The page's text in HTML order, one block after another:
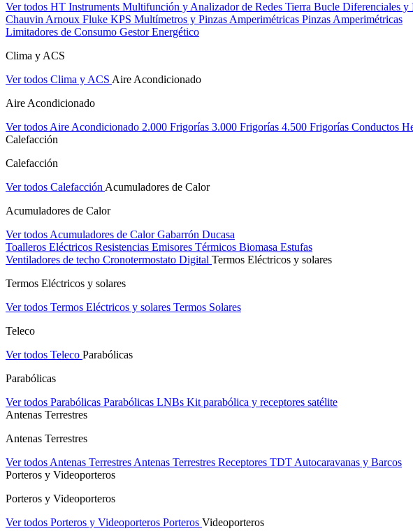
Ver todos HT Instruments Multifunción y Analizador de Redes Tierra Bucle Diferenciales y
Chauvin Arnoux Fluke KPS Multímetros y Pinzas Amperimétricas Pinzas Amperimétricas
Limitadores de Consumo Gestor Energético
Clima y ACS
Ver todos Clima y ACS Aire Acondicionado
Aire Acondicionado
Ver todos Aire Acondicionado 2.000 Frigorías 3.000 Frigorías 4.500 Frigorías Conductos
Calefacción
Calefacción
Ver todos Calefacción Acumuladores de Calor
Acumuladores de Calor
Ver todos Acumuladores de CalorGabarrón Ducasa
Toalleros Eléctricos Resistencias Emisores Térmicos Biomasa Estufas
Ventiladores de techo Cronotermostato Digital Termos Eléctricos y solares
Termos Eléctricos y solares
Ver todos Termos Eléctricos y solares Termos Solares
Teleco
Ver todos Teleco Parabólicas
Parabólicas
Ver todos Parabólicas Parabólicas LNBs Kit parabólica y receptores satélite
Antenas Terrestres
Antenas Terrestres
Ver todos Antenas Terrestres Antenas Terrestres Receptores TDT Autocaravanas y Barcos
Porteros y Videoporteros
Porteros y Videoporteros
Ver todos Porteros y Videoporteros Porteros Videoporteros